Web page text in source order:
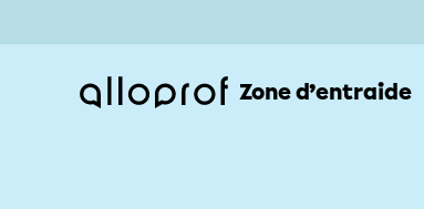
Zone d’entraide